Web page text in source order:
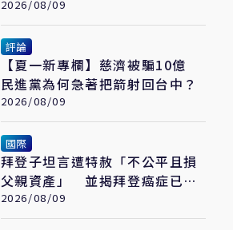
可及
2026/08/09
評論
【夏一新專欄】慈濟被騙10億
民進黨為何急著把箭射回台中？
2026/08/09
國際
拜登子坦言遭特赦「不公平且損
父親資產」 並揭拜登癌症已擴
散至骨骼
2026/08/09